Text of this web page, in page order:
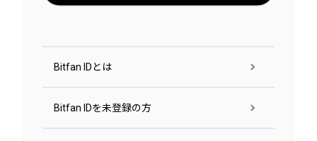
Bitfan IDとは
Bitfan IDを未登録の方